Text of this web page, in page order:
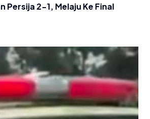
Persija 2-1, Melaju Ke Final